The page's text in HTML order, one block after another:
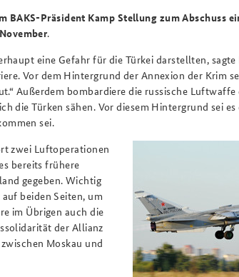
BAKS-Präsident Kamp Stellung zum Abschuss
.
eine Gefahr für die Türkei darstellten,
Vor dem Hintergrund der Annexion der Krim
Außerdem bombardiere die russische
die Türken sähen. Vor diesem Hintergrund sei
sei.
zwei Luftoperationen
bereits frühere
gegeben. Wichtig
beiden Seiten, um
im Übrigen auch die
der Allianz
Moskau und